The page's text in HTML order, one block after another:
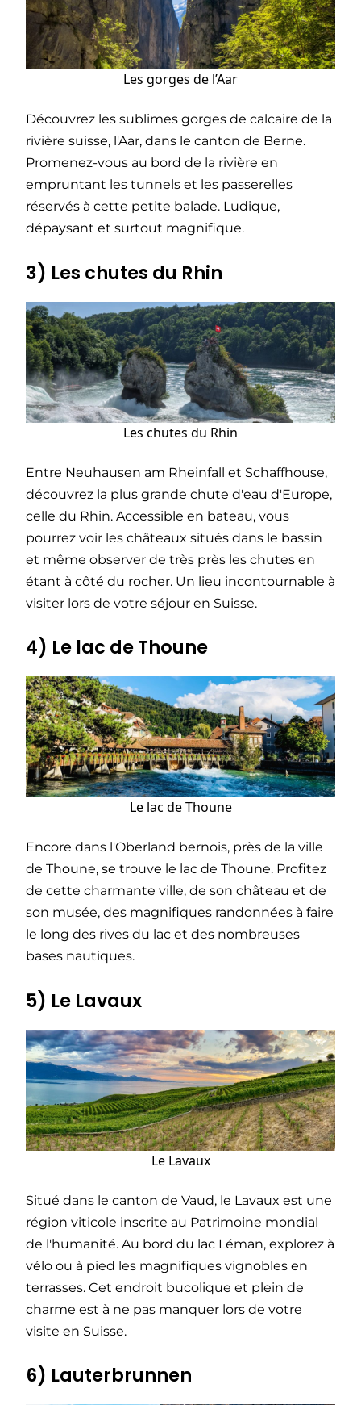
Les gorges de l’Aar
Découvrez les sublimes gorges de calcaire de la
rivière suisse, l'Aar, dans le canton de Berne.
Promenez-vous au bord de la rivière en
empruntant les tunnels et les passerelles
réservés à cette petite balade. Ludique,
dépaysant et surtout magnifique.
3) Les chutes du Rhin
Les chutes du Rhin
Entre Neuhausen am Rheinfall et Schaffhouse,
découvrez la plus grande chute d'eau d'Europe,
celle du Rhin. Accessible en bateau, vous
pourrez voir les châteaux situés dans le bassin
et même observer de très près les chutes en
étant à côté du rocher. Un lieu incontournable à
visiter lors de votre séjour en Suisse.
4) Le lac de Thoune
Le lac de Thoune
Encore dans l'Oberland bernois, près de la ville
de Thoune, se trouve le lac de Thoune. Profitez
de cette charmante ville, de son château et de
son musée, des magnifiques randonnées à faire
le long des rives du lac et des nombreuses
bases nautiques.
5) Le Lavaux
Le Lavaux
Situé dans le canton de Vaud, le Lavaux est une
région viticole inscrite au Patrimoine mondial
de l'humanité. Au bord du lac Léman, explorez à
vélo ou à pied les magnifiques vignobles en
terrasses. Cet endroit bucolique et plein de
charme est à ne pas manquer lors de votre
visite en Suisse.
6) Lauterbrunnen